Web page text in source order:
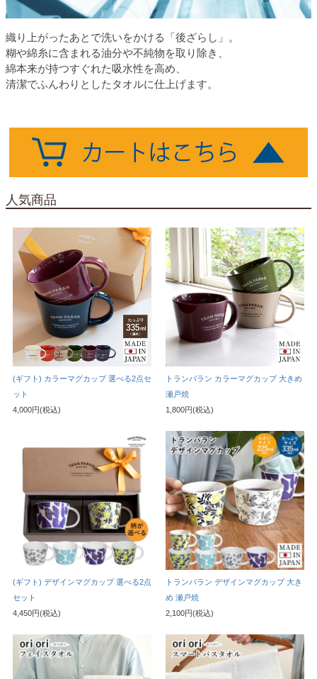
織り上がったあとで洗いをかける「後ざらし」。
糊や綿糸に含まれる油分や不純物を取り除き、
綿本来が持つすぐれた吸水性を高め、
清潔でふんわりとしたタオルに仕上げます。
人気商品
(ギフト) カラーマグカップ 選べる2点セ
ット
4,000円(税込)
トランパラン カラーマグカップ 大きめ
瀬戸焼
1,800円(税込)
(ギフト) デザインマグカップ 選べる2点
セット
4,450円(税込)
トランパラン デザインマグカップ 大き
め 瀬戸焼
2,100円(税込)